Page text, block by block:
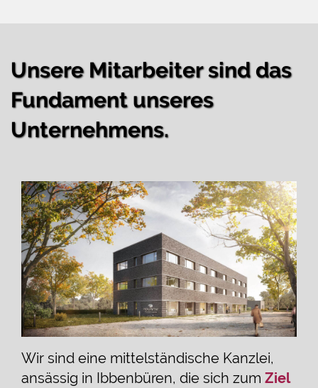
Unsere Mitarbeiter sind das
Fundament unseres
Unternehmens.
Wir sind eine mittelständische Kanzlei,
ansässig in Ibbenbüren, die sich zum Ziel